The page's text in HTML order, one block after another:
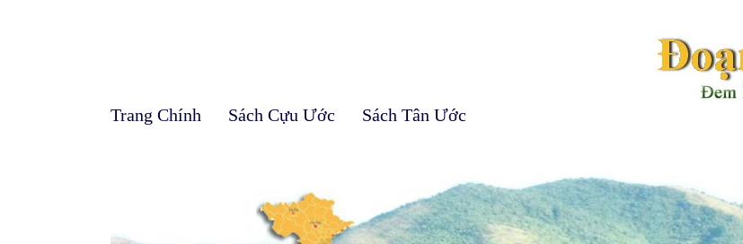
Trang Chính Sách Cựu Ước Sách Tân Ước